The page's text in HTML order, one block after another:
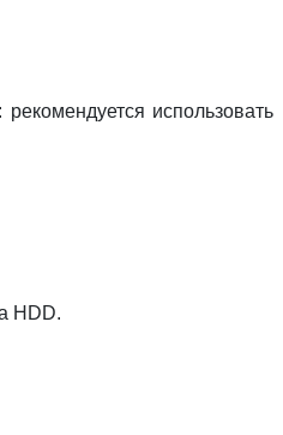
использовать
HDD.